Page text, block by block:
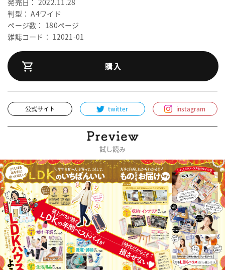
発売日： 2022.11.28
判型： A4ワイド
ページ数： 180ページ
雑誌コード： 12021-01
購入
公式サイト twitter instagram
試し読み